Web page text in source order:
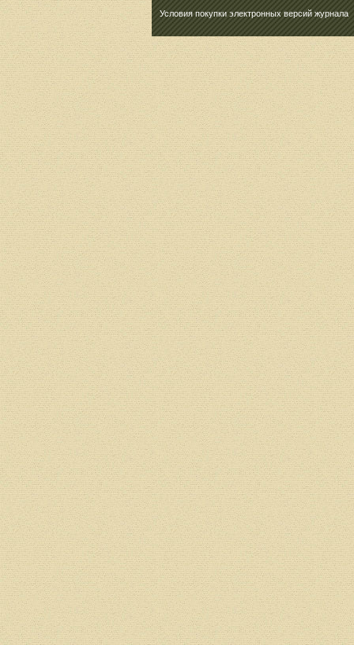
Условия покупки электронных версий журнала